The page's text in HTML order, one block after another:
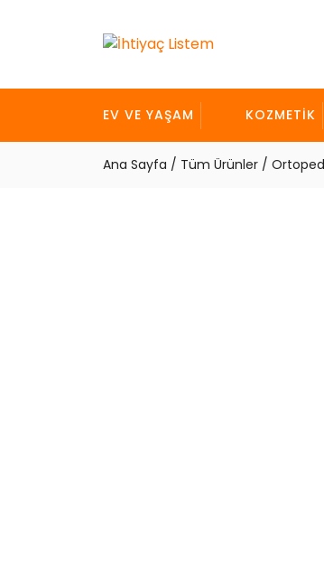
EV VE YAŞAM KOZMETIK
Ana Sayfa / Tüm Ürünler /